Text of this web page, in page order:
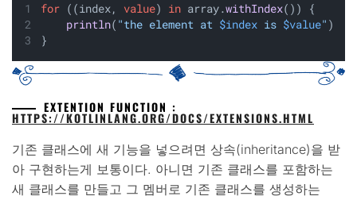
for ((index, value) in array.withIndex()) {
println( "the element at $index is $value" )
}
EXTENTION FUNCTION :
HTTPS://KOTLINLANG.ORG/DOCS/EXTENSIONS.HTML
기존 클래스에 새 기능을 넣으려면 상속(inheritance)을 받
아 구현하는게 보통이다. 아니면 기존 클래스를 포함하는
새 클래스를 만들고 그 멤버로 기존 클래스를 생성하는